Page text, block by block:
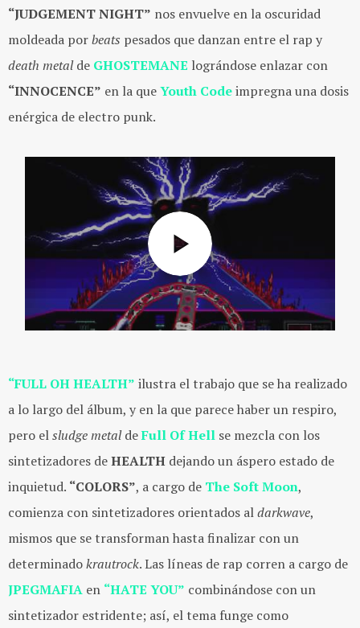
“JUDGEMENT NIGHT” nos envuelve en la oscuridad
moldeada porbeats pesados que danzan entre el rap y
death metalde GHOSTEMANE lográndose enlazar con
“INNOCENCE” en la queYouth Codeimpregna una dosis
enérgica de electro punk.
“FULL OH HEALTH” ilustra el trabajo que se ha realizado
a lo largo del álbum, y en la que parece haber un respiro,
pero elsludge metaldeFull Of Hell se mezcla con los
sintetizadores deHEALTH dejando un áspero estado de
inquietud. “COLORS”, a cargo de The Soft Moon,
comienza con sintetizadores orientados aldarkwave,
mismos que se transforman hasta finalizar con un
determinadokrautrock. Las líneas de rap corren a cargo de
JPEGMAFIA en “HATE YOU” combinándose con un
sintetizador estridente; así, el tema funge como